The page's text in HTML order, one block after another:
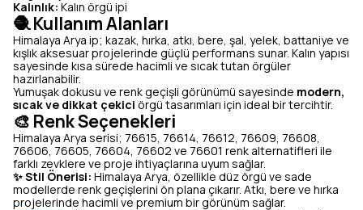
Kalınlık: Kalın örgü ipi
🧶 Kullanım Alanları
Himalaya Arya ip; kazak, hırka, atkı, bere, şal, yelek, battaniye ve
kışlık aksesuar projelerinde güçlü performans sunar. Kalın yapısı
sayesinde kısa sürede hacimli ve sıcak tutan örgüler
hazırlanabilir.
Yumuşak dokusu ve renk geçişli görünümü sayesinde modern,
sıcak ve dikkat çekici örgü tasarımları için ideal bir tercihtir.
🎨 Renk Seçenekleri
Himalaya Arya serisi; 76615, 76614, 76612, 76609, 76608,
76606, 76605, 76604, 76602 ve 76601 renk alternatifleri ile
farklı zevklere ve proje ihtiyaçlarına uyum sağlar.
✨ Stil Önerisi: Himalaya Arya, özellikle düz örgü ve sade
modellerde renk geçişlerini ön plana çıkarır. Atkı, bere ve hırka
projelerinde hacimli ve premium bir görünüm sağlar.